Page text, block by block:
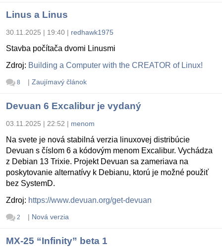
Linus a Linus
30.11.2025 | 19:40 | redhawk1975
Stavba počítača dvomi Linusmi
Zdroj: Building a Computer with the CREATOR of Linux!
8 | Zaujímavý článok
Devuan 6 Excalibur je vydaný
03.11.2025 | 22:52 | menom
Na svete je nová stabilná verzia linuxovej distribúcie
Devuan s číslom 6 a kódovým menom Excalibur. Vychádza
z Debian 13 Trixie. Projekt Devuan sa zameriava na
poskytovanie alternatívy k Debianu, ktorú je možné použiť
bez SystemD.
Zdroj: https://www.devuan.org/get-devuan
2 | Nová verzia
MX-25 “Infinity” beta 1